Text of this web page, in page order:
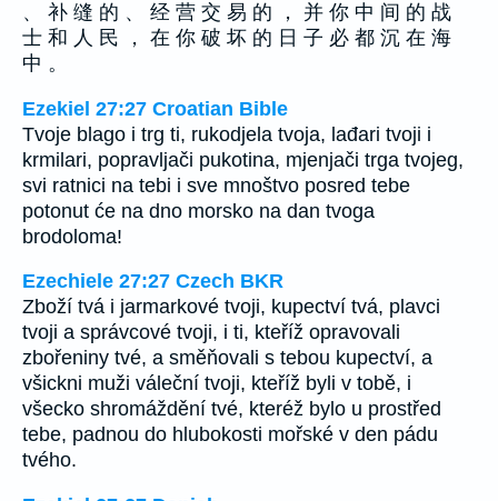
、 补 缝 的 、 经 营 交 易 的 ， 并 你 中 间 的 战
士 和 人 民 ， 在 你 破 坏 的 日 子 必 都 沉 在 海
中 。
Ezekiel 27:27 Croatian Bible
Tvoje blago i trg ti, rukodjela tvoja, lađari tvoji i
krmilari, popravljači pukotina, mjenjači trga tvojeg,
svi ratnici na tebi i sve mnoštvo posred tebe
potonut će na dno morsko na dan tvoga
brodoloma!
Ezechiele 27:27 Czech BKR
Zboží tvá i jarmarkové tvoji, kupectví tvá, plavci
tvoji a správcové tvoji, i ti, kteříž opravovali
zbořeniny tvé, a směňovali s tebou kupectví, a
všickni muži váleční tvoji, kteříž byli v tobě, i
všecko shromáždění tvé, kteréž bylo u prostřed
tebe, padnou do hlubokosti mořské v den pádu
tvého.